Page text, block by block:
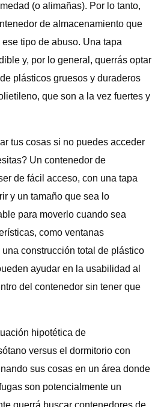
(o alimañas). Por lo tanto,
de almacenamiento que
tipo de abuso. Una tapa
y, por lo general, querrás optar
plásticos gruesos y duraderos
que son a la vez fuertes y
tus cosas si no puedes acceder
Un contenedor de
de fácil acceso, con una tapa
y un tamaño que sea lo
para moverlo cuando sea
como ventanas
construcción total de plástico
ayudar en la usabilidad al
del contenedor sin tener que
hipotética de
versus el dormitorio con
sus cosas en un área donde
son potencialmente un
querrá buscar contenedores de